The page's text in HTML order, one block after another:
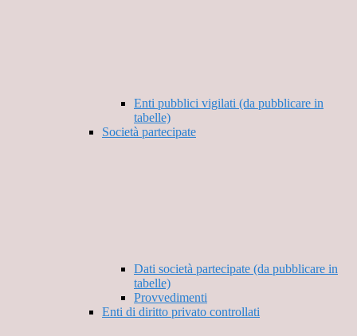
Enti pubblici vigilati (da pubblicare in
tabelle)
Società partecipate
Dati società partecipate (da pubblicare in
tabelle)
Provvedimenti
Enti di diritto privato controllati